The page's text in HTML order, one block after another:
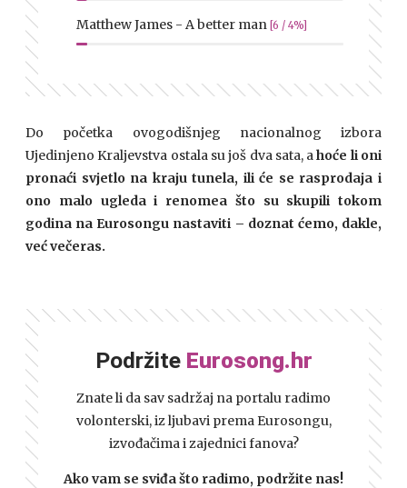
Matthew James - A better man [6 / 4%]
Do početka ovogodišnjeg nacionalnog izbora
Ujedinjeno Kraljevstva ostala su još dva sata, ahoće li oni
pronaći svjetlo na kraju tunela, ili će se rasprodaja i
ono malo ugleda i renomea što su skupili tokom
godina na Eurosongu nastaviti – doznat ćemo, dakle,
već večeras.
Podržite Eurosong.hr
Znate li da sav sadržaj na portalu radimo
volonterski, iz ljubavi prema Eurosongu,
izvođačima i zajednici fanova?
Ako vam se sviđa što radimo, podržite nas!